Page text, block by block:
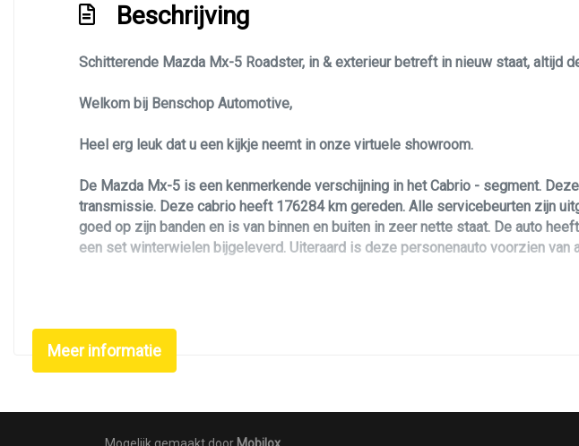
Beschrijving
Schitterende Mazda Mx-5 Roadster, in & exterieur betreft in nieuw staat, altijd
Welkom bij Benschop Automotive,
Heel erg leuk dat u een kijkje neemt in onze virtuele showroom.
De Mazda Mx-5 is een kenmerkende verschijning in het Cabrio - segment.
transmissie. Deze cabrio heeft 176284 km gereden. Alle servicebeurten zijn
goed op zijn banden en is van binnen en buiten in zeer nette staat. De auto
een set winterwielen bijgeleverd. Uiteraard is deze personenauto voorzien
Zoekt u een leuke, betrouwbare, luxe en unieke Roadster? Dan biedt deze
lichtmetalen velgen. De kleurstelling met zilveren buiten elementen maakt
kap die matcht met het bruin lederen interieur. Andere opties zijn als volgt:
Mocht u na aanleiding van de advertentie nog vragen hebben kunt u ten alle
Meer informatie